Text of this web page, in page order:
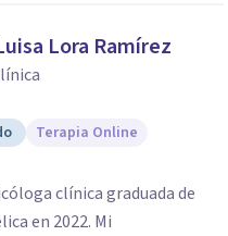
Lora Ramírez
Terapia Online
clínica graduada de
en 2022. Mi